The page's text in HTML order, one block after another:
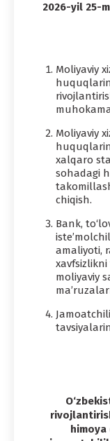
Moliyaviy
Moliyaviy
xalqaro
sohadagi
chiqish.
Bank,
amaliyoti,
moliyaviy
himoya